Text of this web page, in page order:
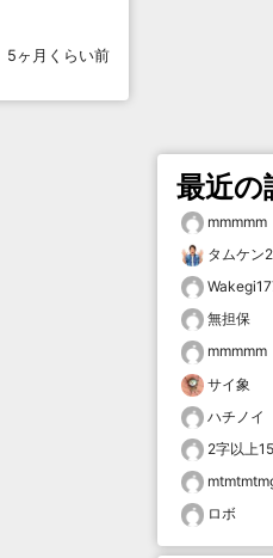
5ヶ月くらい前
最近の
mmmmm
タムケン2
無担保
mmmmm
サイ象
ハチノイ
2字以上
ロボ